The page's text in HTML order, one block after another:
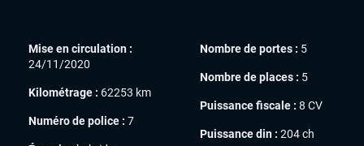
Mise en circulation :
24/11/2020
Kilométrage : 62253 km
Numéro de police : 7
Nombre de portes : 5
Nombre de places : 5
Puissance fiscale : 8 CV
Puissance din : 204 ch